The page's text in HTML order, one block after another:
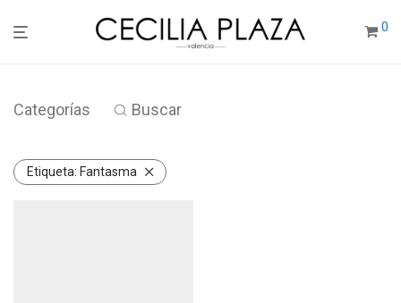
0
Categorías Buscar
Etiqueta: Fantasma